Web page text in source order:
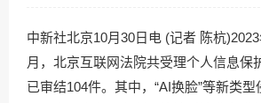
中新社北京10月30日电 (记者 陈杭
月，北京互联网法院共受理个人信息保
已审结104件。其中，“AI换脸”等新类